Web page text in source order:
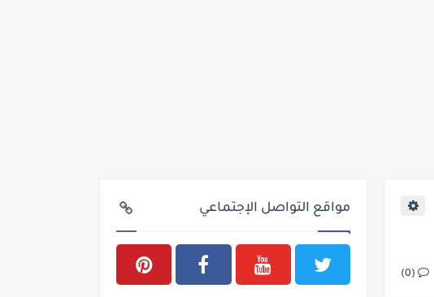
(0)
مواقع التواصل الإجتماعي